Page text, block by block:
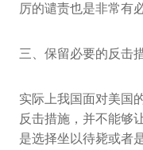
厉的谴责也是非常有
三、保留必要的反击
实际上我国面对美国
反击措施，并不能够
是选择坐以待毙或者